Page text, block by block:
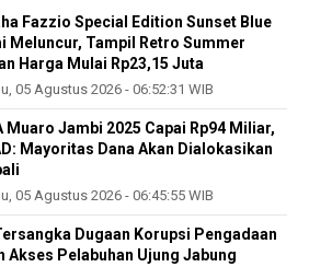
Fazzio Special Edition Sunset Blue
Meluncur, Tampil Retro Summer
Harga Mulai Rp23,15 Juta
05 Agustus 2026 - 06:52:31 WIB
Muaro Jambi 2025 Capai Rp94 Miliar,
Mayoritas Dana Akan Dialokasikan
05 Agustus 2026 - 06:45:55 WIB
Dugaan Korupsi Pengadaan
Akses Pelabuhan Ujung Jabung